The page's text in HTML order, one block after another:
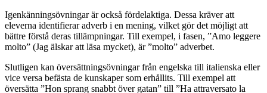
Igenkänningsövningar är också fördelaktiga. Dessa kräver att
eleverna identifierar adverb i en mening, vilket gör det möjligt att
bättre förstå deras tillämpningar. Till exempel, i fasen, ”Amo leggere
molto” (Jag älskar att läsa mycket), är ”molto” adverbet.
Slutligen kan översättningsövningar från engelska till italienska eller
vice versa befästa de kunskaper som erhållits. Till exempel att
översätta ”Hon sprang snabbt över gatan” till ”Ha attraversato la